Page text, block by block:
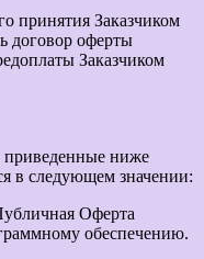
принятия Заказчиком
договор оферты
Заказчиком
приведенные ниже
в следующем значении:
Оферта
обеспечению.